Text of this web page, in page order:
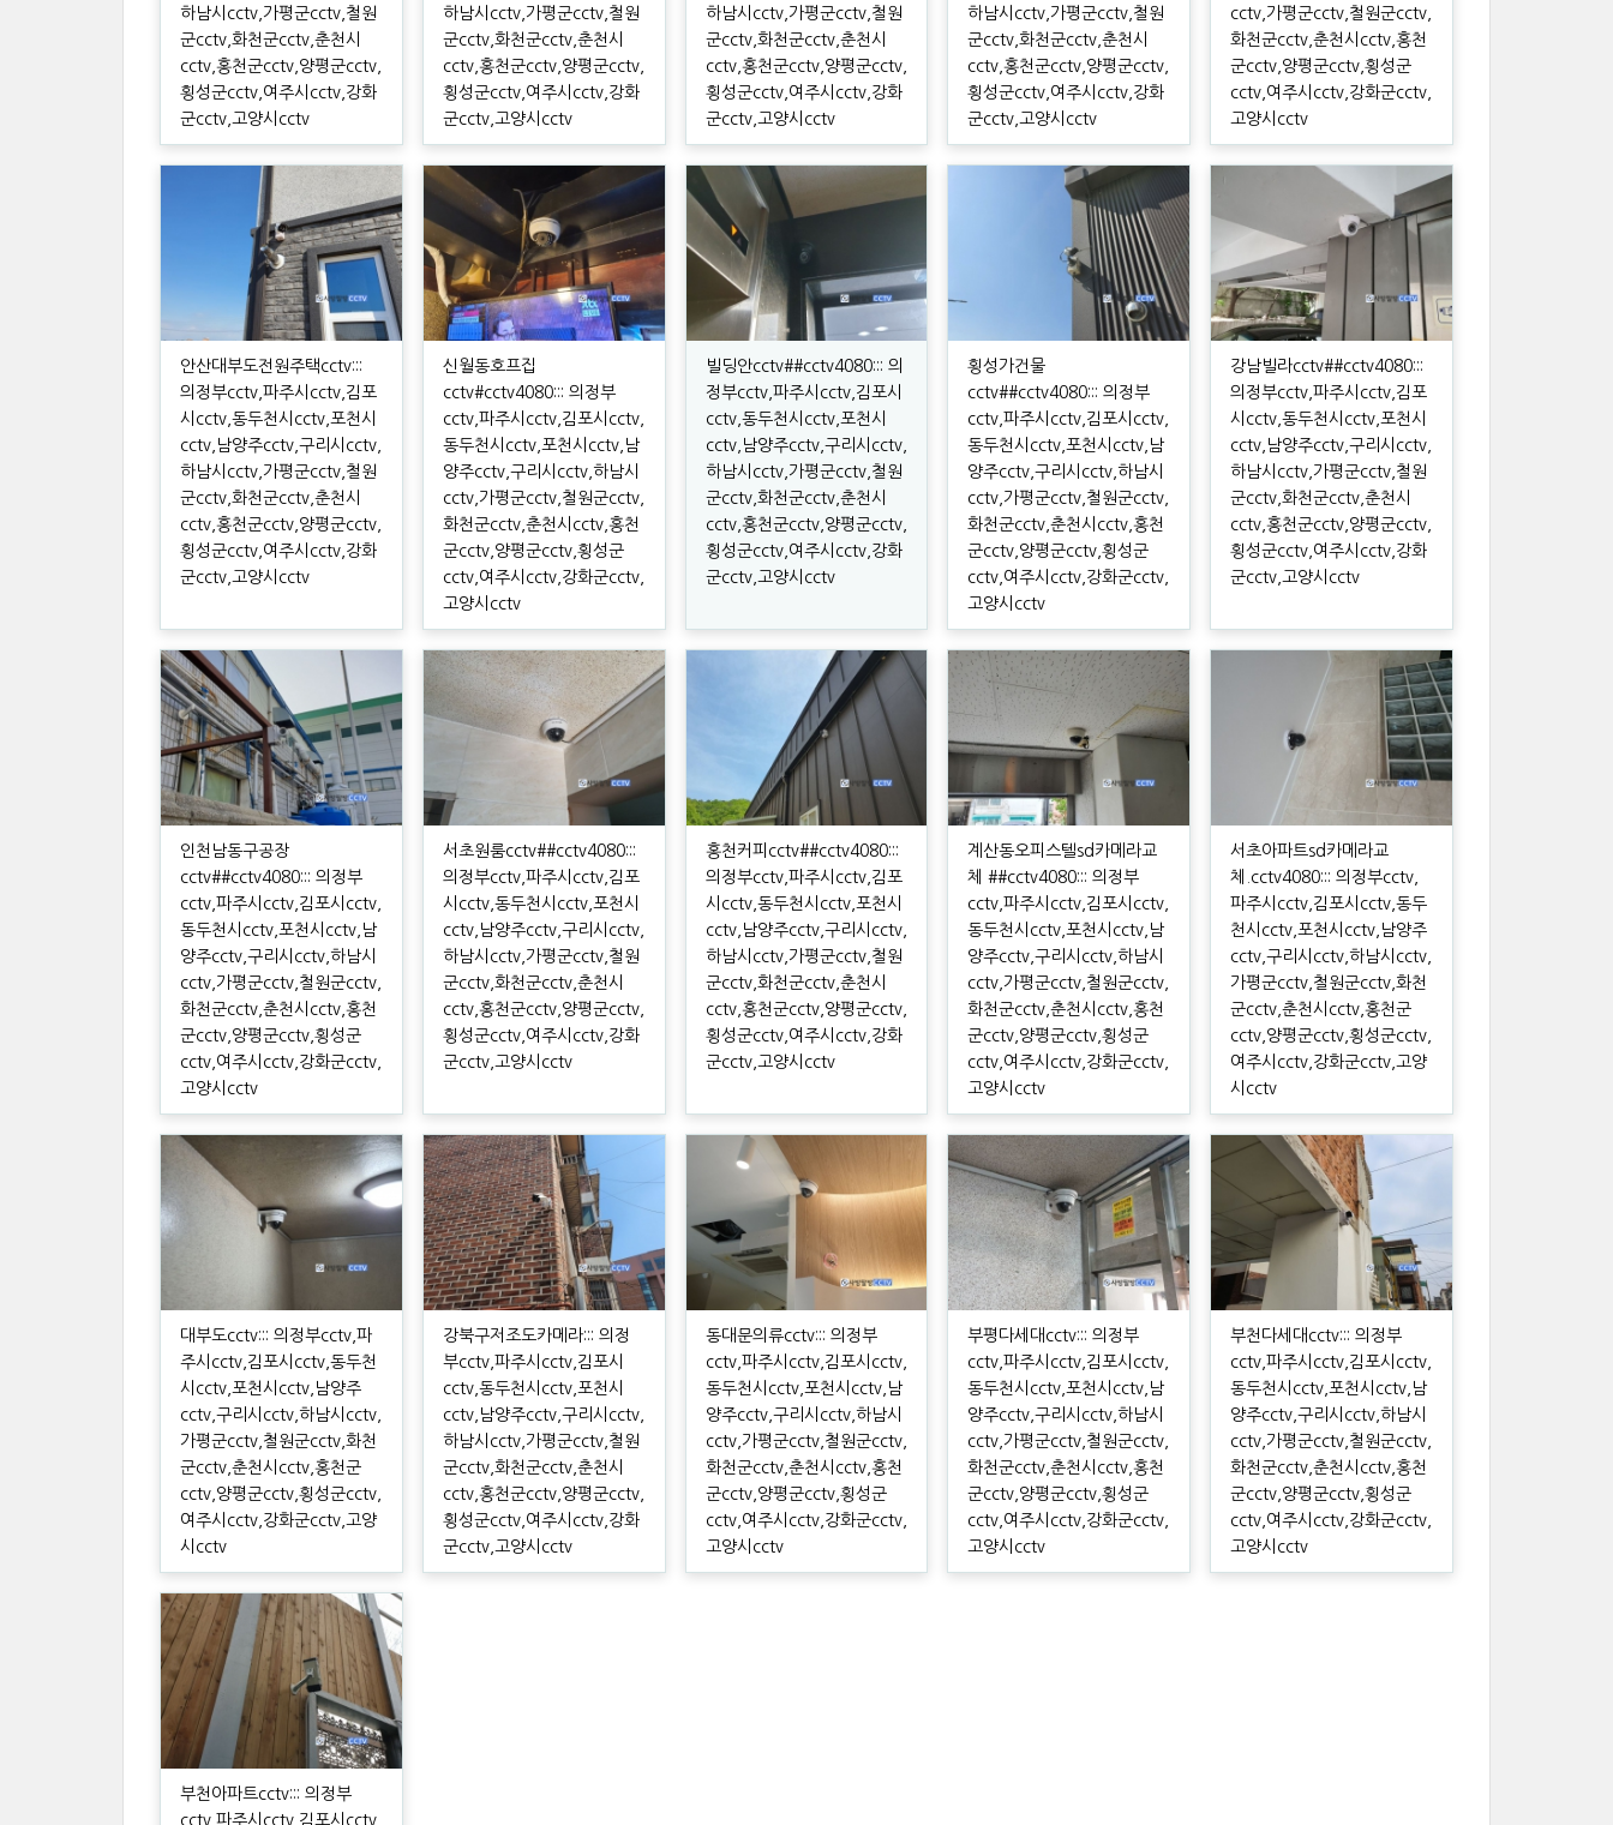
하남시cctv,가평군cctv,철원
군cctv,화천군cctv,춘천시
cctv,홍천군cctv,양평군cctv,
횡성군cctv,여주시cctv,강화
군cctv,고양시cctv
하남시cctv,가평군cctv,철원
군cctv,화천군cctv,춘천시
cctv,홍천군cctv,양평군cctv,
횡성군cctv,여주시cctv,강화
군cctv,고양시cctv
하남시cctv,가평군cctv,철원
군cctv,화천군cctv,춘천시
cctv,홍천군cctv,양평군cctv,
횡성군cctv,여주시cctv,강화
군cctv,고양시cctv
하남시cctv,가평군cctv,철원
군cctv,화천군cctv,춘천시
cctv,홍천군cctv,양평군cctv,
횡성군cctv,여주시cctv,강화
군cctv,고양시cctv
cctv,가평군cctv,철원군cctv,
화천군cctv,춘천시cctv,홍천
군cctv,양평군cctv,횡성군
cctv,여주시cctv,강화군cctv,
고양시cctv
안산대부도전원주택cctv:::
의정부cctv,파주시cctv,김포
시cctv,동두천시cctv,포천시
cctv,남양주cctv,구리시cctv,
하남시cctv,가평군cctv,철원
군cctv,화천군cctv,춘천시
cctv,홍천군cctv,양평군cctv,
횡성군cctv,여주시cctv,강화
군cctv,고양시cctv
신월동호프집
cctv#cctv4080::: 의정부
cctv,파주시cctv,김포시cctv,
동두천시cctv,포천시cctv,남
양주cctv,구리시cctv,하남시
cctv,가평군cctv,철원군cctv,
화천군cctv,춘천시cctv,홍천
군cctv,양평군cctv,횡성군
cctv,여주시cctv,강화군cctv,
고양시cctv
빌딩안cctv##cctv4080::: 의
정부cctv,파주시cctv,김포시
cctv,동두천시cctv,포천시
cctv,남양주cctv,구리시cctv,
하남시cctv,가평군cctv,철원
군cctv,화천군cctv,춘천시
cctv,홍천군cctv,양평군cctv,
횡성군cctv,여주시cctv,강화
군cctv,고양시cctv
횡성가건물
cctv##cctv4080::: 의정부
cctv,파주시cctv,김포시cctv,
동두천시cctv,포천시cctv,남
양주cctv,구리시cctv,하남시
cctv,가평군cctv,철원군cctv,
화천군cctv,춘천시cctv,홍천
군cctv,양평군cctv,횡성군
cctv,여주시cctv,강화군cctv,
고양시cctv
강남빌라cctv##cctv4080:::
의정부cctv,파주시cctv,김포
시cctv,동두천시cctv,포천시
cctv,남양주cctv,구리시cctv,
하남시cctv,가평군cctv,철원
군cctv,화천군cctv,춘천시
cctv,홍천군cctv,양평군cctv,
횡성군cctv,여주시cctv,강화
군cctv,고양시cctv
인천남동구공장
cctv##cctv4080::: 의정부
cctv,파주시cctv,김포시cctv,
동두천시cctv,포천시cctv,남
양주cctv,구리시cctv,하남시
cctv,가평군cctv,철원군cctv,
화천군cctv,춘천시cctv,홍천
군cctv,양평군cctv,횡성군
cctv,여주시cctv,강화군cctv,
고양시cctv
서초원룸cctv##cctv4080:::
의정부cctv,파주시cctv,김포
시cctv,동두천시cctv,포천시
cctv,남양주cctv,구리시cctv,
하남시cctv,가평군cctv,철원
군cctv,화천군cctv,춘천시
cctv,홍천군cctv,양평군cctv,
횡성군cctv,여주시cctv,강화
군cctv,고양시cctv
홍천커피cctv##cctv4080:::
의정부cctv,파주시cctv,김포
시cctv,동두천시cctv,포천시
cctv,남양주cctv,구리시cctv,
하남시cctv,가평군cctv,철원
군cctv,화천군cctv,춘천시
cctv,홍천군cctv,양평군cctv,
횡성군cctv,여주시cctv,강화
군cctv,고양시cctv
계산동오피스텔sd카메라교
체 ##cctv4080::: 의정부
cctv,파주시cctv,김포시cctv,
동두천시cctv,포천시cctv,남
양주cctv,구리시cctv,하남시
cctv,가평군cctv,철원군cctv,
화천군cctv,춘천시cctv,홍천
군cctv,양평군cctv,횡성군
cctv,여주시cctv,강화군cctv,
고양시cctv
서초아파트sd카메라교
체.cctv4080::: 의정부cctv,
파주시cctv,김포시cctv,동두
천시cctv,포천시cctv,남양주
cctv,구리시cctv,하남시cctv,
가평군cctv,철원군cctv,화천
군cctv,춘천시cctv,홍천군
cctv,양평군cctv,횡성군cctv,
여주시cctv,강화군cctv,고양
시cctv
대부도cctv::: 의정부cctv,파
주시cctv,김포시cctv,동두천
시cctv,포천시cctv,남양주
cctv,구리시cctv,하남시cctv,
가평군cctv,철원군cctv,화천
군cctv,춘천시cctv,홍천군
cctv,양평군cctv,횡성군cctv,
여주시cctv,강화군cctv,고양
시cctv
강북구저조도카메라::: 의정
부cctv,파주시cctv,김포시
cctv,동두천시cctv,포천시
cctv,남양주cctv,구리시cctv,
하남시cctv,가평군cctv,철원
군cctv,화천군cctv,춘천시
cctv,홍천군cctv,양평군cctv,
횡성군cctv,여주시cctv,강화
군cctv,고양시cctv
동대문의류cctv::: 의정부
cctv,파주시cctv,김포시cctv,
동두천시cctv,포천시cctv,남
양주cctv,구리시cctv,하남시
cctv,가평군cctv,철원군cctv,
화천군cctv,춘천시cctv,홍천
군cctv,양평군cctv,횡성군
cctv,여주시cctv,강화군cctv,
고양시cctv
부평다세대cctv::: 의정부
cctv,파주시cctv,김포시cctv,
동두천시cctv,포천시cctv,남
양주cctv,구리시cctv,하남시
cctv,가평군cctv,철원군cctv,
화천군cctv,춘천시cctv,홍천
군cctv,양평군cctv,횡성군
cctv,여주시cctv,강화군cctv,
고양시cctv
부천다세대cctv::: 의정부
cctv,파주시cctv,김포시cctv,
동두천시cctv,포천시cctv,남
양주cctv,구리시cctv,하남시
cctv,가평군cctv,철원군cctv,
화천군cctv,춘천시cctv,홍천
군cctv,양평군cctv,횡성군
cctv,여주시cctv,강화군cctv,
고양시cctv
부천아파트cctv::: 의정부
cctv,파주시cctv,김포시cctv,